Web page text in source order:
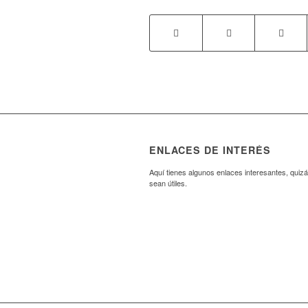
ENLACES DE INTERÉS
Aquí tienes algunos enlaces interesantes,
sean útiles.